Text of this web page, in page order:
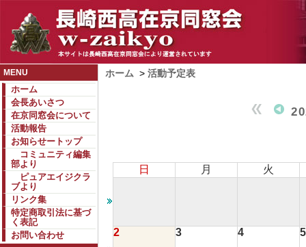
MENU
ホーム
会長あいさつ
在京同窓会について
活動報告
お知らせートップ
コミュニティ編集
部より
ピュアエイジクラ
ブより
リンク集
特定商取引法に基づ
く表記
お問い合わせ
ホーム > 活動予定表
日 月 火
2 3 4 5